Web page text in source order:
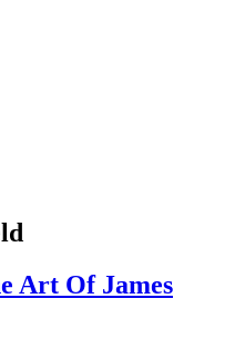
Art Of James